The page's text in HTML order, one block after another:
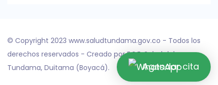
© Copyright 2023 www.saludtundama.gov.co - Todos los
derechos reservados - Creado por E.S.E. Salud del
Tundama, Duitama (Boyacá).
Agendar cita